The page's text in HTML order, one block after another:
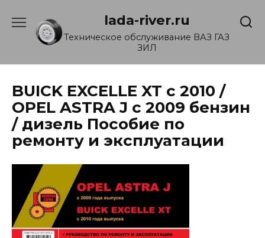
содержанию
lada-river.ru
Техническое обслуживание ВАЗ ГАЗ
ЗИЛ
BUICK EXCELLE XT с 2010 /
OPEL ASTRA J с 2009 бензин
/ дизель Пособие по
ремонту и эксплуатации